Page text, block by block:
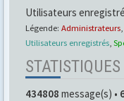
Utilisateurs
Légende: Administrateurs
Utilisateurs enregistrés
STATISTIQUES
434808 message(s) •